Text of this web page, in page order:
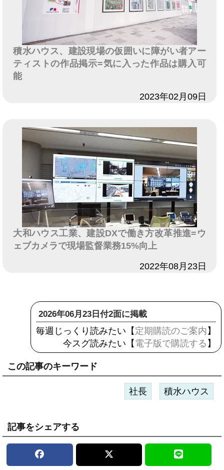
積水ハウス、建設現場の仮囲いに障がい者アー
ティストの作品掲示=気に入った作品は購入可
能
2023年02月09日
大和ハウス工業、建設DXで働き方改革推進=ウ
ェブカメラで現場監督業務15%向上
2022年08月23日
2026年06月23日付2面に掲載
毎週じっくり読みたい【 定期購読のご案内 】
今スグ読みたい【 電子版で購読する 】
この記事のキーワード
社長 積水ハウス
記事をシェアする